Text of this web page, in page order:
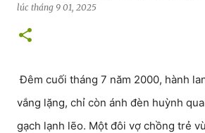
lúc tháng 9 01, 2025
Đêm cuối tháng 7 năm 2000, hành
vắng lặng, chỉ còn ánh đèn huỳnh
gạch lạnh lẽo. Một đôi vợ chồng trẻ